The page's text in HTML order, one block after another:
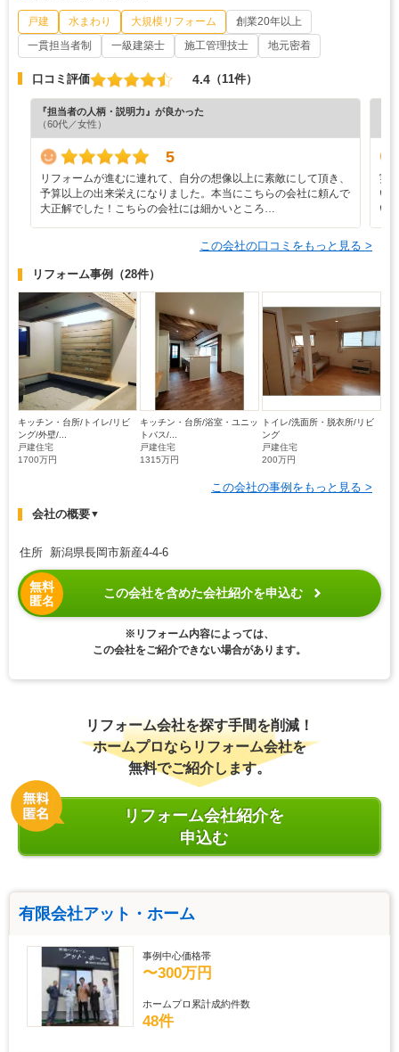
戸建 水まわり 大規模リフォーム
創業20年以上
一貫担当者制
一級建築士 施工管理技士 地元密着
口コミ評価 4.4 （11件）
『担当者の人柄・説明力』が良かった
（60代／女性）
5
リフォームが進むに連れて、自分の想像以上に素敵にして頂き、
予算以上の出来栄えになりました。本当にこちらの会社に頼んで
大正解でした！こちらの会社には細かいところ…
実
い
い
この会社の口コミをもっと見る >
リフォーム事例 （28件）
キッチン・台所/トイレ/リビ
ング/外壁/...
戸建住宅
1700万円
キッチン・台所/浴室・ユニッ
トバス/...
戸建住宅
1315万円
トイレ/洗面所・脱衣所/リビ
ング
戸建住宅
200万円
この会社の事例をもっと見る >
会社の概要▼
住所 新潟県長岡市新産4-4-6
無料
匿名
この会社を含めた会社紹介を申込む
※リフォーム内容によっては、
この会社をご紹介できない場合があります。
リフォーム会社を探す手間を削減！
ホームプロならリフォーム会社を
無料でご紹介します。
リフォーム会社紹介を
申込む
有限会社アット・ホーム
事例中心価格帯
〜300万円
ホームプロ累計成約件数
48件